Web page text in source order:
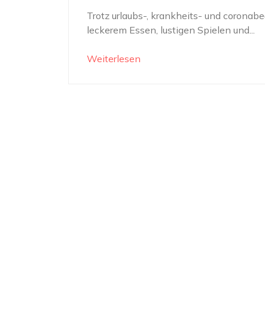
Trotz urlaubs-, krankheits- und
leckerem Essen, lustigen Spielen und...
Weiterlesen